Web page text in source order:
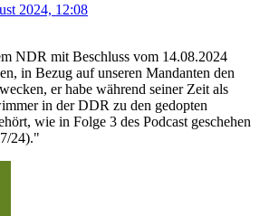
2024, 12:08
NDR mit Beschluss vom 14.08.2024
in Bezug auf unseren Mandanten den
er habe während seiner Zeit als
in der DDR zu den gedopten
wie in Folge 3 des Podcast geschehen
24)."